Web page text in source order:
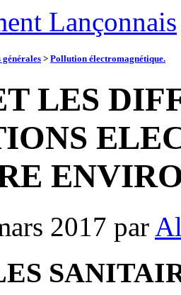
Lançonnais
> Pollution électromagnétique.
LES
2017 par